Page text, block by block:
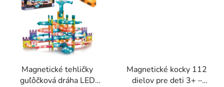
Magnetické tehličky
guľôčková dráha LED
Magnetické kocky 112
dielov pre deti 3+ –